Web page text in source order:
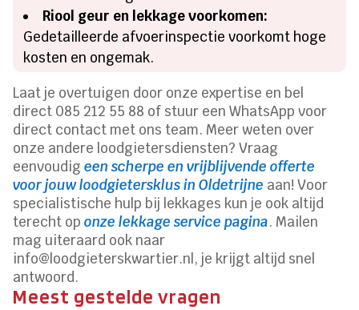
Riool geur en lekkage voorkomen:
Gedetailleerde afvoerinspectie voorkomt hoge
kosten en ongemak.
Laat je overtuigen door onze expertise en bel
direct 085 212 55 88 of stuur een WhatsApp voor
direct contact met ons team. Meer weten over
onze andere loodgietersdiensten? Vraag
eenvoudigeen scherpe en vrijblijvende offerte
voor jouw loodgietersklus in Oldetrijne aan! Voor
specialistische hulp bij lekkages kun je ook altijd
terecht oponze lekkage service pagina. Mailen
mag uiteraard ook naar
info@loodgieterskwartier.nl, je krijgt altijd snel
antwoord.
Meest gestelde vragen